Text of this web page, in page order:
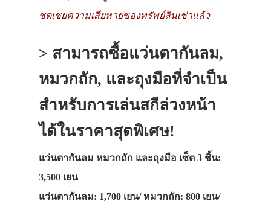
ชดเชยความเสียหายของทรัพย์สินเช่าแล้ว
> สามารถซื้อแว่นตากันลม,
หมวกถัก, และถุงมือที่จำเป็น
สำหรับการเล่นสกีล่วงหน้า
ได้ในราคาสุดพิเศษ!
แว่นตากันลม หมวกถัก และถุงมือ เซ็ต 3 ชิ้น:
3,500 เยน
แว่นตากันลม: 1,700 เยน/ หมวกถัก: 800 เยน/